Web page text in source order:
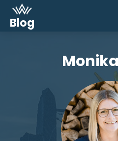
Blog